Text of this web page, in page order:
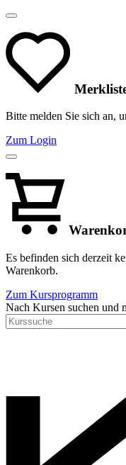
Bitte melden Sie sich an,
Zum Login
Es befinden sich derzeit
Warenkorb.
Zum Kursprogramm
Nach Kursen suchen und